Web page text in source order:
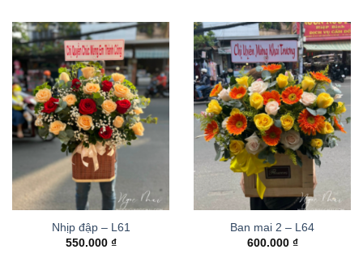
Nhịp đập – L61
550.000 ₫
Ban mai 2 – L64
600.000 ₫